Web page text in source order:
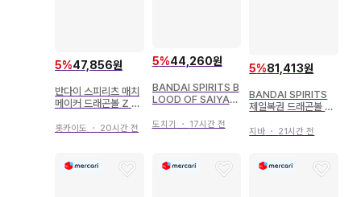
5%47,856원
반다이 스피리츠 매치
메이커 드래곤볼 Z 쿠
손오공)
홋카이도 ・ 20시간 전
5%44,260원
BANDAI SPIRITS B
LOOD OF SAIYAN
어인 손오공 II
도치기 ・ 17시간 전
5%81,413원
BANDAI SPIRITS
제일복권 드래곤볼 미
터 사탄 MASTERLIS
지바 ・ 21시간 전